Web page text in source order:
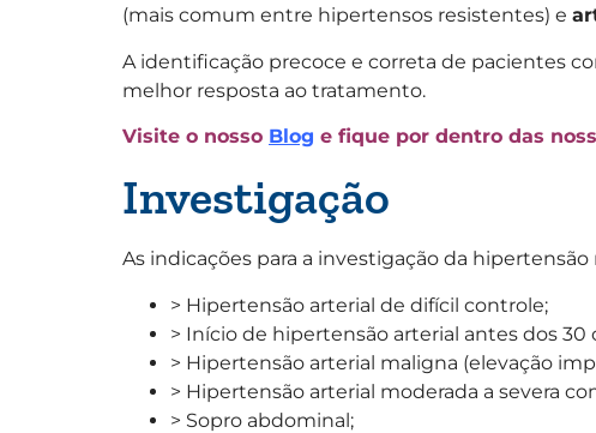
(mais comum entre hipertensos resistentes) e
A identificação precoce e correta de pacientes
melhor resposta ao tratamento.
Visite o nosso Blog e fique por dentro das
Investigação
As indicações para a investigação da hipertensão
> Hipertensão arterial de difícil controle;
> Início de hipertensão arterial antes dos 30
> Hipertensão arterial maligna (elevação
> Hipertensão arterial moderada a severa
> Sopro abdominal;